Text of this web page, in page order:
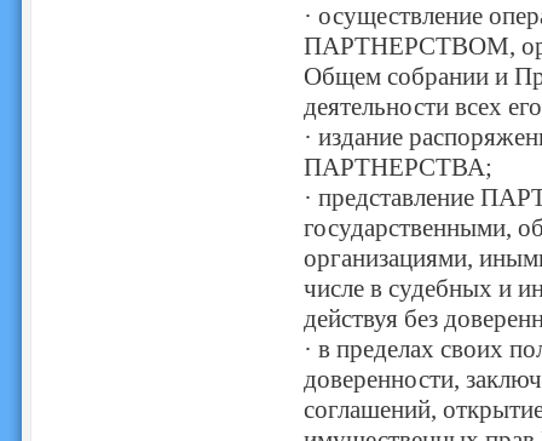
· осуществление
ПАРТНЕРСТВОМ,
Общем собрании и
деятельности всех
· издание
ПАРТНЕРСТВА;
· представление
государственными,
организациями,
числе в судебных и
действуя без
· в пределах своих
доверенности,
соглашений,